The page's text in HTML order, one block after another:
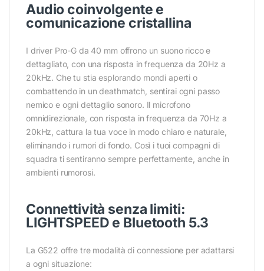
Audio coinvolgente e
comunicazione cristallina
I driver Pro-G da 40 mm offrono un suono ricco e
dettagliato, con una risposta in frequenza da 20Hz a
20kHz. Che tu stia esplorando mondi aperti o
combattendo in un deathmatch, sentirai ogni passo
nemico e ogni dettaglio sonoro. Il microfono
omnidirezionale, con risposta in frequenza da 70Hz a
20kHz, cattura la tua voce in modo chiaro e naturale,
eliminando i rumori di fondo. Così i tuoi compagni di
squadra ti sentiranno sempre perfettamente, anche in
ambienti rumorosi.
Connettività senza limiti:
LIGHTSPEED e Bluetooth 5.3
La G522 offre tre modalità di connessione per adattarsi
a ogni situazione: